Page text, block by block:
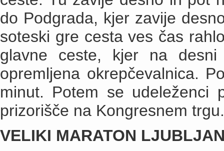
do Podgrada, kjer zavije
soteski gre cesta ves čas
glavne ceste, kjer na
opremljena okrepčevalnica.
minut. Potem se udeleženci
prizorišče na Kongresnem trgu.
VELIKI MARATON